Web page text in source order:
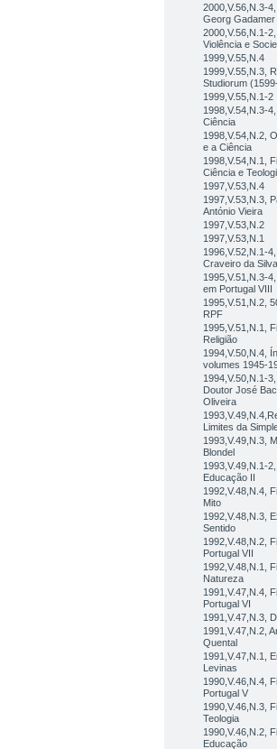
2000,V.56,N.3-
Georg Gadamer
2000,V.56,N.1-2,
Violência e
1999,V.55,N.4
1999,V.55,N.3,
Studiorum
1999,V.55,N.1-2
1998,V.54,N.3-
Ciência
1998,V.54,N.2,
e a Ciência
1998,V.54,N.1,
Ciência e
1997,V.53,N.4
1997,V.53,N.3,
António Vieira
1997,V.53,N.2
1997,V.53,N.1
1996,V.52,N.1-
Craveiro da Silva
1995,V.51,N.3-
em Portugal VIII
1995,V.51,N.2,
RPF
1995,V.51,N.1,
Religião
1994,V.50,N.4,
volumes 1945-
1994,V.50,N.1-3,
Doutor José
Oliveira
Limites da
1993,V.49,N.3,
Blondel
1993,V.49,N.1-
Educação II
1992,V.48,N.4,
Mito
1992,V.48,N.3,
Sentido
1992,V.48,N.2,
Portugal VII
1992,V.48,N.1,
Natureza
1991,V.47,N.4,
Portugal VI
1991,V.47,N.3,
1991,V.47,N.2,
Quental
1991,V.47,N.1,
Levinas
1990,V.46,N.4,
Portugal V
1990,V.46,N.3,
Teologia
1990,V.46,N.2,
Educação